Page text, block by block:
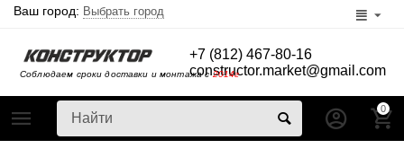
Ваш город: Выбрать город
Соблюдаем сроки доставки и монтажа с2014г
+7 (812) 467-80-16
constructor.market@gmail.com
0